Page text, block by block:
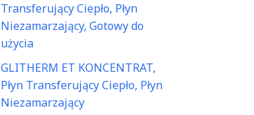
Transferujący Ciepło, Płyn
Niezamarzający, Gotowy do
użycia
GLITHERM ET KONCENTRAT,
Płyn Transferujący Ciepło, Płyn
Niezamarzający